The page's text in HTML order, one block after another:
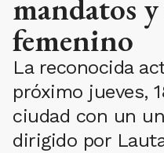
mandatos y
femenino
La reconocida
próximo jueves,
ciudad con un
dirigido por